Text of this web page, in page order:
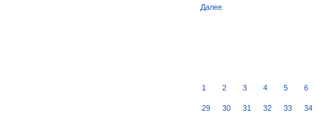
Далее
1 2 3 4 5 6
29 30 31 32 33 34